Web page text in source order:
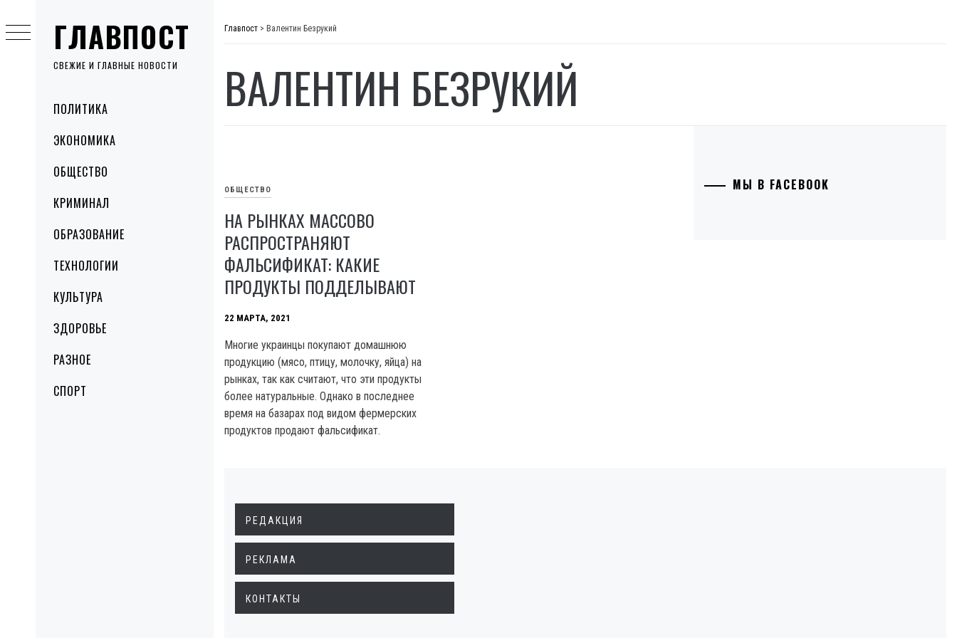
ГЛАВПОСТ
СВЕЖИЕ И ГЛАВНЫЕ НОВОСТИ
MenuПОЛИТИКА
ЭКОНОМИКА
ОБЩЕСТВО
КРИМИНАЛ
ОБРАЗОВАНИЕ
ТЕХНОЛОГИИ
КУЛЬТУРА
ЗДОРОВЬЕ
РАЗНОЕ
СПОРТ
to
content
Главпост > Валентин Безрукий
ВАЛЕНТИН БЕЗРУКИЙ
ОБЩЕСТВО
НА РЫНКАХ МАССОВО
РАСПРОСТРАНЯЮТ
ФАЛЬСИФИКАТ: КАКИЕ
ПРОДУКТЫ ПОДДЕЛЫВАЮТ
22 МАРТА, 2021
Многие украинцы покупают домашнюю
продукцию (мясо, птицу, молочку, яйца) на
рынках, так как считают, что эти продукты
более натуральные. Однако в последнее
время на базарах под видом фермерских
продуктов продают фальсификат.
МЫ В FACEBOOK
РЕДАКЦИЯ
РЕКЛАМА
КОНТАКТЫ